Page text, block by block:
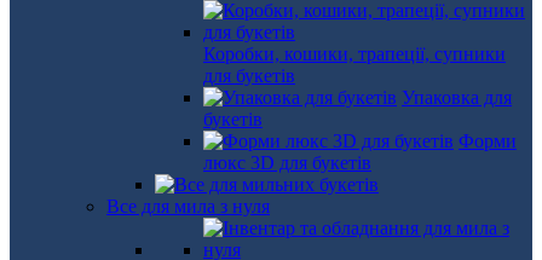
Коробки, кошики, трапеції, супники
для букетів
Упаковка для
букетів
Форми
люкс 3D для букетів
Все для мила з нуля